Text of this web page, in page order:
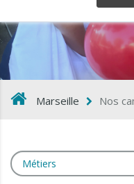
Marseille Nos
Métiers